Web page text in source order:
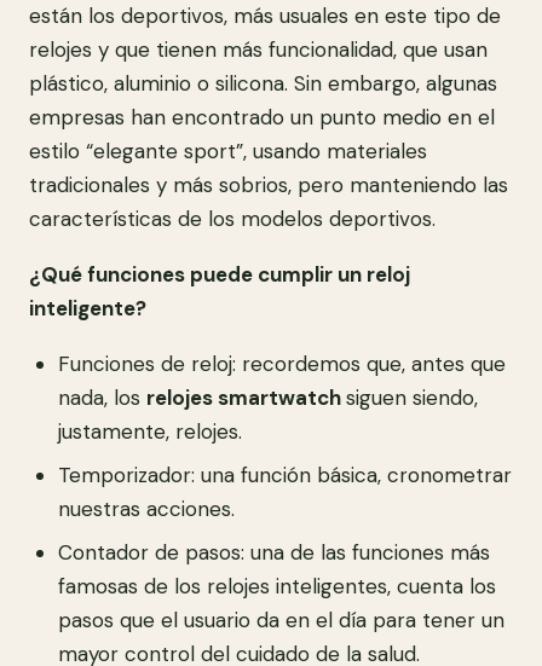
están los deportivos, más usuales en este tipo de
relojes y que tienen más funcionalidad, que usan
plástico, aluminio o silicona. Sin embargo, algunas
empresas han encontrado un punto medio en el
estilo “elegante sport”, usando materiales
tradicionales y más sobrios, pero manteniendo las
características de los modelos deportivos.
¿Qué funciones puede cumplir un reloj
inteligente?
Funciones de reloj: recordemos que, antes que
nada, los relojes smartwatchsiguen siendo,
justamente, relojes.
Temporizador: una función básica, cronometrar
nuestras acciones.
Contador de pasos: una de las funciones más
famosas de los relojes inteligentes, cuenta los
pasos que el usuario da en el día para tener un
mayor control del cuidado de la salud.